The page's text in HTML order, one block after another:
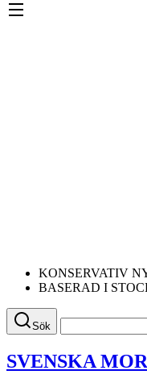
KONSERVATIV
BASERAD I
Sök
SVENSKA